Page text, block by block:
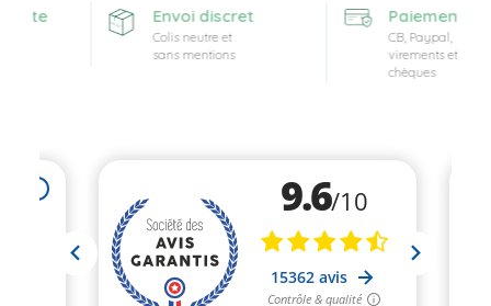
Envoi discret
Colis neutre et
sans mentions
Paiement
CB, Paypal,
virements et
chèques